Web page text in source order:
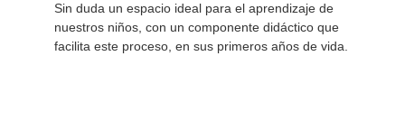
Sin duda un espacio ideal para el aprendizaje de
nuestros niños, con un componente didáctico que
facilita este proceso, en sus primeros años de vida.